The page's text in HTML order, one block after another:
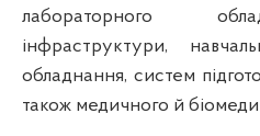
лабораторного
інфраструктури,
обладнання, систем
також медичного й